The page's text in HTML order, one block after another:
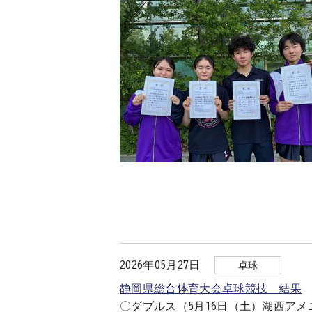
2026年05月27日 卓球
静岡県総合体育大会卓球競技 結果
〇ダブルス（5月16日（土）湖西アメ